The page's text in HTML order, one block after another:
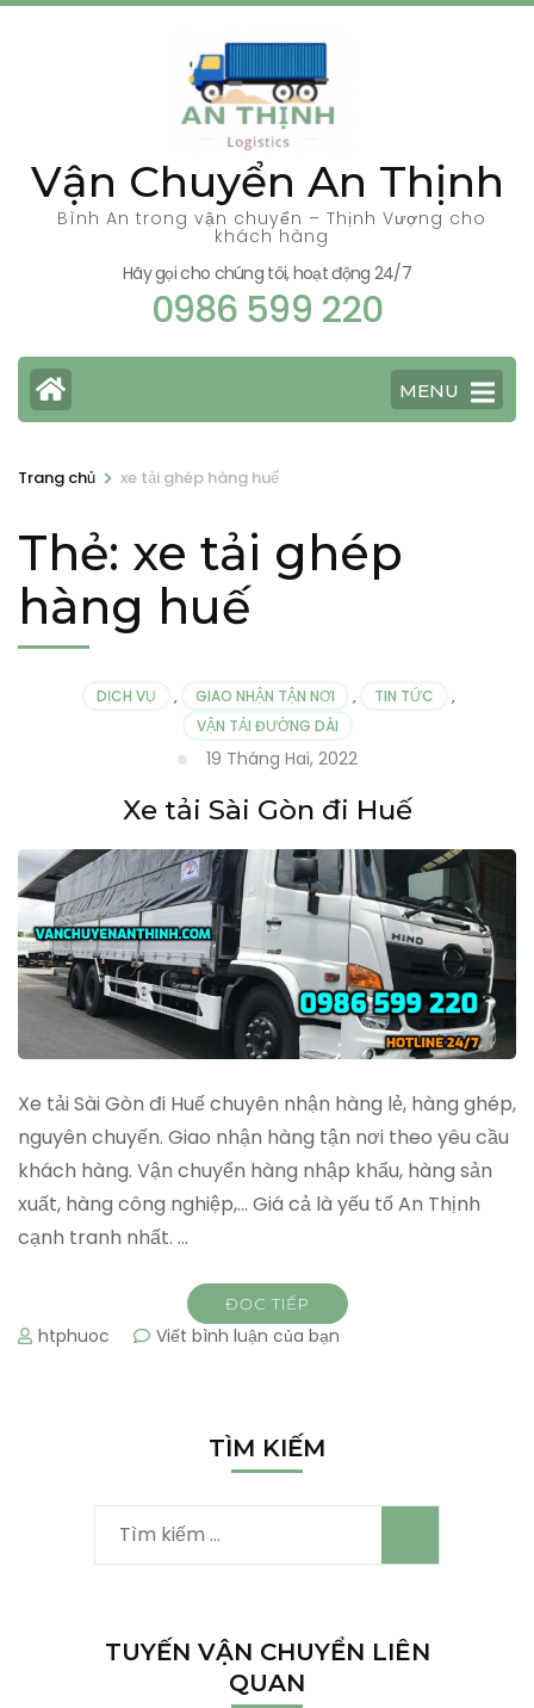
Bỏ
dungVận Chuyển An Thịnh
Bình An trong vận chuyển – Thịnh Vượng cho
khách hàng
Hãy gọi cho chúng tôi, hoạt động 24/7
0986 599 220
MENU
Trang chủ > xe tải ghép hàng huế
Thẻ: xe tải ghép
hàng huế
DỊCH VỤ , GIAO NHẬN TẬN NƠI , TIN TỨC
,
VẬN TẢI ĐƯỜNG DÀI
19 Tháng Hai, 2022
Xe tải Sài Gòn đi Huế
Xe tải Sài Gòn đi Huế chuyên nhận hàng lẻ, hàng ghép,
nguyên chuyến. Giao nhận hàng tận nơi theo yêu cầu
khách hàng. Vận chuyển hàng nhập khẩu, hàng sản
xuất, hàng công nghiệp,… Giá cả là yếu tố An Thịnh
cạnh tranh nhất. …
ĐỌC TIẾP
htphuoc Viết bình luận của bạn
TÌM KIẾM
Tìm
kiếm
TUYẾN VẬN CHUYỂN LIÊN
QUAN